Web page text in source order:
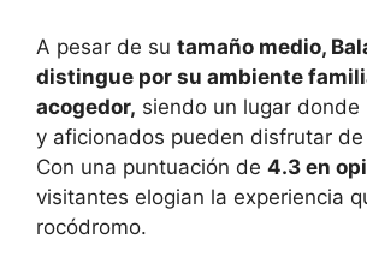
A pesar de su tamaño medio,
distingue por su ambiente
acogedor, siendo un lugar donde
y aficionados pueden disfrutar
Con una puntuación de 4.3 en
visitantes elogian la experiencia
rocódromo.